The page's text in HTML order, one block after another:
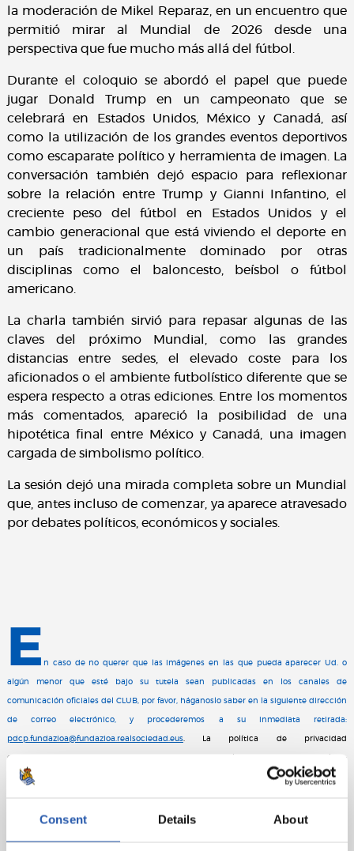
Consent Details About
la moderación de Mikel Reparaz, en un encuentro que
permitió mirar al Mundial de 2026 desde una
perspectiva que fue mucho más allá del fútbol.
Durante el coloquio se abordó el papel que puede
jugar Donald Trump en un campeonato que se
celebrará en Estados Unidos, México y Canadá, así
como la utilización de los grandes eventos deportivos
como escaparate político y herramienta de imagen. La
conversación también dejó espacio para reflexionar
sobre la relación entre Trump y Gianni Infantino, el
creciente peso del fútbol en Estados Unidos y el
cambio generacional que está viviendo el deporte en
un país tradicionalmente dominado por otras
disciplinas como el baloncesto, beísbol o fútbol
americano.
La charla también sirvió para repasar algunas de las
claves del próximo Mundial, como las grandes
distancias entre sedes, el elevado coste para los
aficionados o el ambiente futbolístico diferente que se
espera respecto a otras ediciones. Entre los momentos
más comentados, apareció la posibilidad de una
hipotética final entre México y Canadá, una imagen
cargada de simbolismo político.
La sesión dejó una mirada completa sobre un Mundial
que, antes incluso de comenzar, ya aparece atravesado
por debates políticos, económicos y sociales.
E n caso de no querer que las imágenes en las que pueda aparecer Ud. o
algún menor que esté bajo su tutela sean publicadas en los canales de
comunicación oficiales del CLUB, por favor, háganoslo saber en la siguiente dirección
de correo electrónico, y procederemos a su inmediata retirada:
pdcp.fundazioa@fundazioa.realsociedad.eus. La política de privacidad
correspondiente se encuentra en el siguiente enlace:
https://cdn.realsociedad.eus//Uploads/CntDetalles/466/1/6854ed99-6abd-49d1-bd6f-